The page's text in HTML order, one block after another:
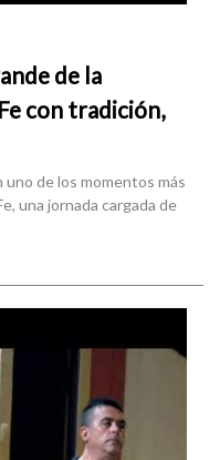
de la
con tradición,
de los momentos más
una jornada cargada de